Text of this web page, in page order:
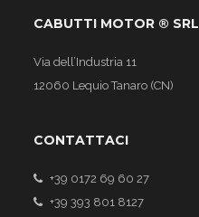
CABUTTI MOTOR ® SRL
Via dell’Industria 11
12060 Lequio Tanaro (CN)
CONTATTACI
+39 0172 69 60 27
+39 393 801 8127